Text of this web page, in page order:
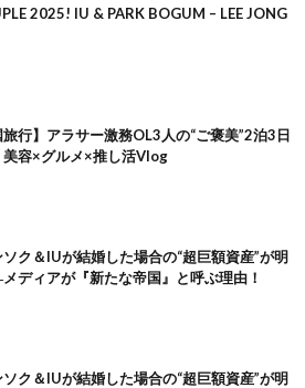
2025! IU & PARK BOGUM – LEE JONG
行】アラサー激務OL3人の“ご褒美”2泊3日
美容×グルメ×推し活Vlog
ク＆IUが結婚した場合の“超巨額資産”が明
ディアが『新たな帝国』と呼ぶ理由！
ク＆IUが結婚した場合の“超巨額資産”が明